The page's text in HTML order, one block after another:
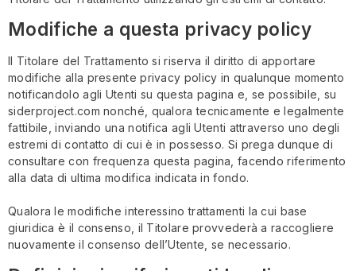
Modifiche a questa privacy policy
Il Titolare del Trattamento si riserva il diritto di apportare
modifiche alla presente privacy policy in qualunque momento
notificandolo agli Utenti su questa pagina e, se possibile, su
siderproject.com nonché, qualora tecnicamente e legalmente
fattibile, inviando una notifica agli Utenti attraverso uno degli
estremi di contatto di cui è in possesso. Si prega dunque di
consultare con frequenza questa pagina, facendo riferimento
alla data di ultima modifica indicata in fondo.
Qualora le modifiche interessino trattamenti la cui base
giuridica è il consenso, il Titolare provvederà a raccogliere
nuovamente il consenso dell’Utente, se necessario.